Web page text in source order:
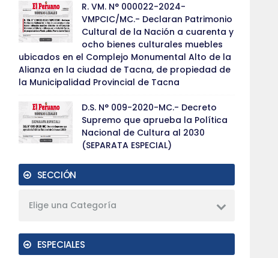
R. VM. N° 000022-2024-
VMPCIC/MC.- Declaran Patrimonio
Cultural de la Nación a cuarenta y
ocho bienes culturales muebles
ubicados en el Complejo Monumental Alto de la
Alianza en la ciudad de Tacna, de propiedad de
la Municipalidad Provincial de Tacna
D.S. N° 009-2020-MC.- Decreto
Supremo que aprueba la Política
Nacional de Cultura al 2030
(SEPARATA ESPECIAL)
SECCIÓN
Elige una Categoría
ESPECIALES